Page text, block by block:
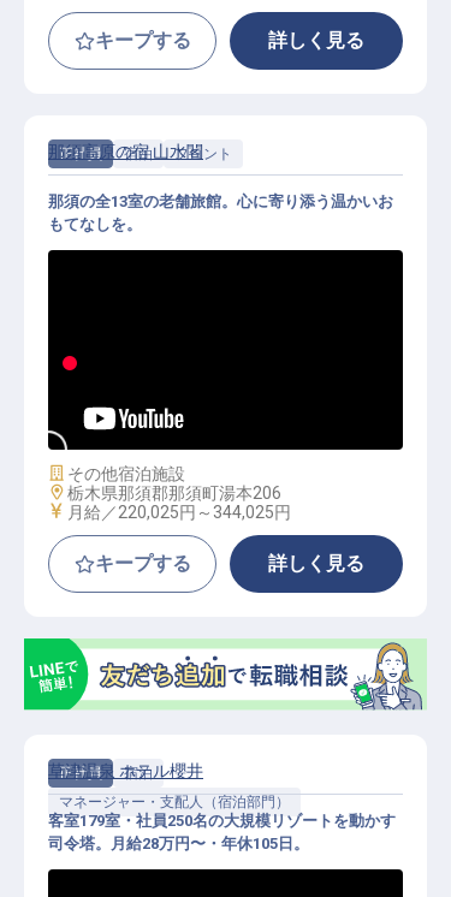
キープする 詳しく見る
正社員 宿泊 フロント
105日／希望休・連休制度あり
那須高原の宿 山水閣
那須の全13室の老舗旅館。心に寄り添う温かいお
もてなしを。
施設業態
その他宿泊施設
勤務地
栃木県那須郡那須町湯本206
給与
月給／220,025円～ 344,025円
キープする 詳しく見る
正社員
宿泊
マネージャー・支配人（宿泊部門）
草津温泉 ホテル櫻井
客室179室・社員250名の大規模リゾートを動かす
司令塔。月給28万円〜・年休105日。